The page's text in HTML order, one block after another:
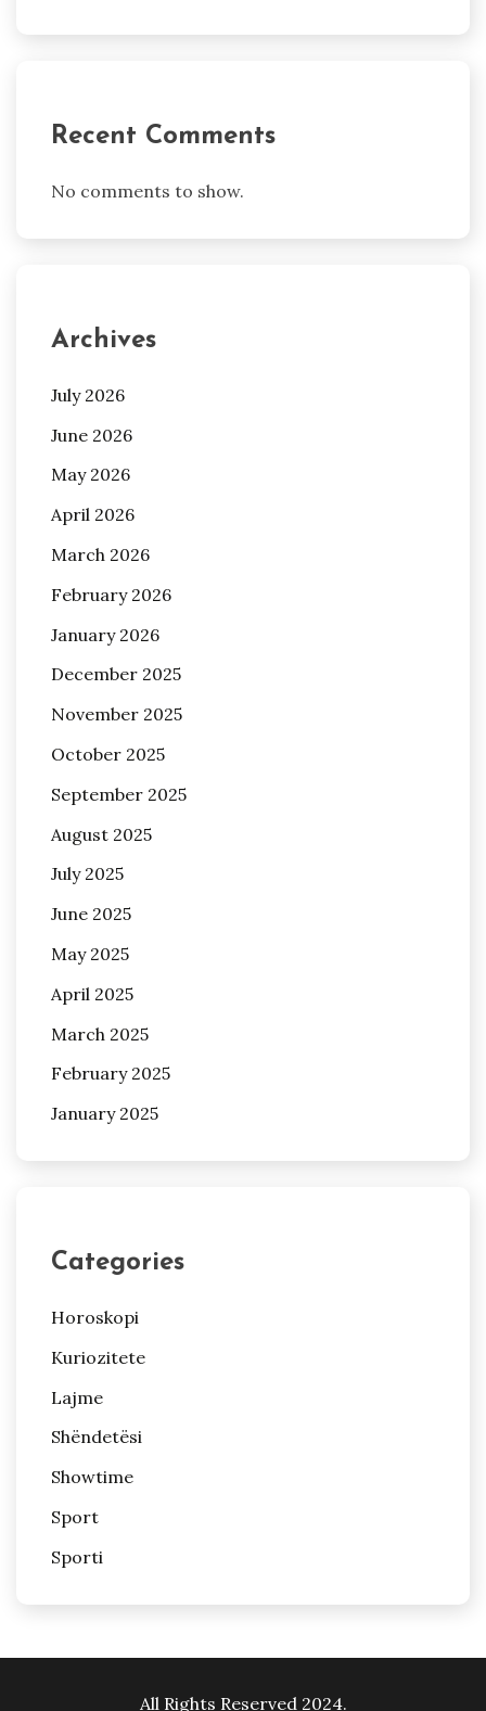
Recent Comments
No comments to show.
Archives
July 2026
June 2026
May 2026
April 2026
March 2026
February 2026
January 2026
December 2025
November 2025
October 2025
September 2025
August 2025
July 2025
June 2025
May 2025
April 2025
March 2025
February 2025
January 2025
Categories
Horoskopi
Kuriozitete
Lajme
Shëndetësi
Showtime
Sport
Sporti
All Rights Reserved 2024.